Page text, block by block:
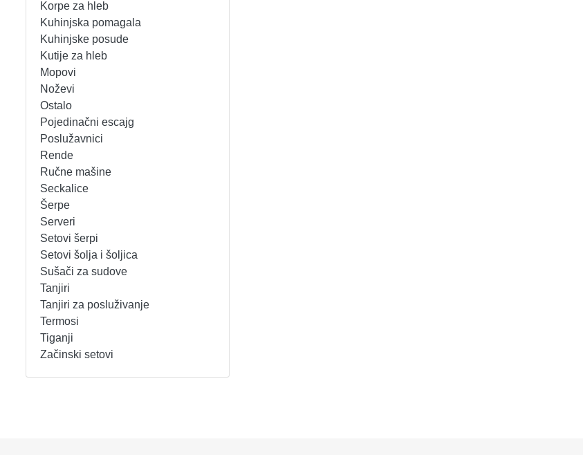
PEGLE
PEGLE ZA KOSU
PIZZA PEKAČI
PODNE VAGE
REŠOI
SECKALICE
SOKOVNICI
TOSTERI
USISIVAČI
VENTILATORI
RUČNE MAŠINE
SECKALICE
ŠERPE
SERVERI
SETOVI ŠERPI
SETOVI ŠOLJA I ŠOLJICA
SUŠAČI ZA SUDOVE
TANJIRI
TANJIRI ZA POSLUŽIVANJE
TERMOSI
TIGANJI
Korpe za hleb
Kuhinjska pomagala
Kuhinjske posude
Kutije za hleb
Mopovi
Noževi
Ostalo
Pojedinačni escajg
Poslužavnici
Rende
Ručne mašine
Seckalice
Šerpe
Serveri
Setovi šerpi
Setovi šolja i šoljica
Sušači za sudove
Tanjiri
Tanjiri za posluživanje
Termosi
Tiganji
Začinski setovi